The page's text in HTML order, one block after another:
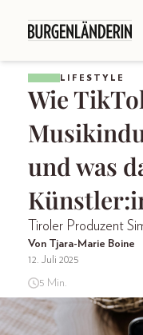
LIFESTYLE
Wie
und was
Tiroler Produzent
Von Tjara-Marie Boine
12. Juli 2025
5 Min.